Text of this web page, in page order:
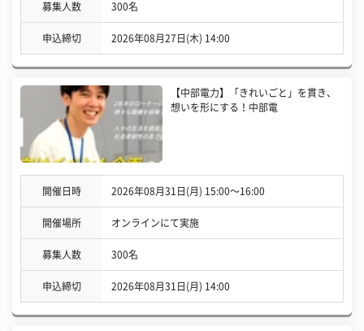
募集人数 300名
申込締切 2026年08月27日(木) 14:00
【中部電力】「きれいごと」を貫き、
想いを形にする！中部電
開催日時 2026年08月31日(月) 15:00〜16:00
開催場所 オンラインにて実施
募集人数 300名
申込締切 2026年08月31日(月) 14:00